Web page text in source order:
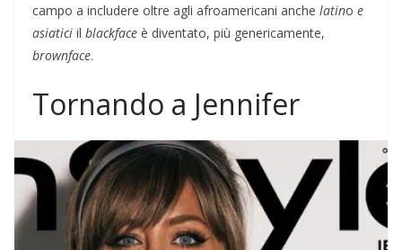
campo a includere oltre agli afroamericani anche latino e
asiatici il blackface è diventato, più genericamente,
brownface.
Tornando a Jennifer